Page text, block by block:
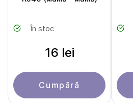
În stoc
16 lei
Cumpără